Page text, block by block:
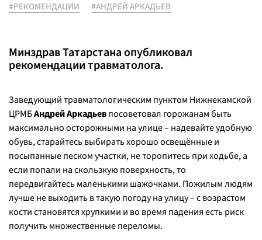
#РЕКОМЕНДАЦИИ
#АНДРЕЙ АРКАДЬЕВ
Минздрав Татарстана опубликовал
рекомендации травматолога.
Заведующий травматологическим пунктом Нижнекамской
ЦРМБАндрей Аркадьевпосоветовал горожанам быть
максимально осторожными на улице – надевайте удобную
обувь, старайтесь выбирать хорошо освещённые и
посыпанные песком участки, не торопитесь при ходьбе, а
если попали на скользкую поверхность, то
передвигайтесь маленькими шажочками. Пожилым людям
лучше не выходить в такую погоду на улицу – с возрастом
кости становятся хрупкими и во время падения есть риск
получить множественные переломы.